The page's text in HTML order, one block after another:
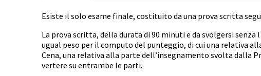
Esiste il solo esame finale, costituito da una prova scritta
La prova scritta, della durata di 90 minuti e da svolgersi
ugual peso per il computo del punteggio, di cui una relativa
Cena, una relativa alla parte dell’insegnamento svolta dalla
vertere su entrambe le parti.